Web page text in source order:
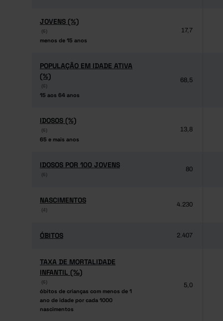
JOVENS (%)
(6)
menos de 15 anos
JOVENS (%)
(6)
menos de 15 anos
17,7
POPULAÇÃO EM IDADE ATIVA
(%)
(6)
15 aos 64 anos
POPULAÇÃO EM IDADE ATIVA
(%)
(6)
15 aos 64 anos
68,5
IDOSOS (%)
(6)
65 e mais anos
IDOSOS (%)
(6)
65 e mais anos
13,8
IDOSOS POR 100 JOVENS
(6)
IDOSOS POR 100 JOVENS
(6)
80
NASCIMENTOS
(4)
NASCIMENTOS
(4)
4.230
ÓBITOS
ÓBITOS 2.407
TAXA DE MORTALIDADE
INFANTIL (‰)
(6)
óbitos de crianças com menos de 1
ano de idade por cada 1000
nascimentos
TAXA DE MORTALIDADE
INFANTIL (‰)
(6)
óbitos de crianças com menos de 1
ano de idade por cada 1000
nascimentos
5,0